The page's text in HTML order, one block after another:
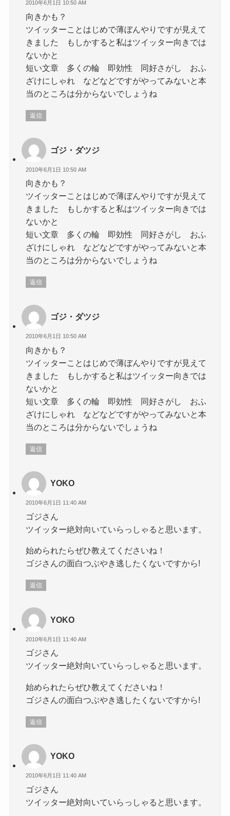
2010年6月1日 10:50 AM
向きかも？
ツイッターことはじめで薄ぼんやりですが見えて
きました もしかすると私はツイッター向きでは
ないかと
短い文章 多くの輪 即効性 同好さがし おふ
ざけにしゃれ などなどですがやってみないと本
当のところは分からないでしょうね
返信
ゴジ・ダツジ
2010年6月1日 10:50 AM
向きかも？
ツイッターことはじめで薄ぼんやりですが見えて
きました もしかすると私はツイッター向きでは
ないかと
短い文章 多くの輪 即効性 同好さがし おふ
ざけにしゃれ などなどですがやってみないと本
当のところは分からないでしょうね
返信
ゴジ・ダツジ
2010年6月1日 10:50 AM
向きかも？
ツイッターことはじめで薄ぼんやりですが見えて
きました もしかすると私はツイッター向きでは
ないかと
短い文章 多くの輪 即効性 同好さがし おふ
ざけにしゃれ などなどですがやってみないと本
当のところは分からないでしょうね
返信
YOKO
2010年6月1日 11:40 AM
ゴジさん
ツイッター絶対向いていらっしゃると思います。
始められたらぜひ教えてくださいね！
ゴジさんの面白つぶやき逃したくないですから!
返信
YOKO
2010年6月1日 11:40 AM
ゴジさん
ツイッター絶対向いていらっしゃると思います。
始められたらぜひ教えてくださいね！
ゴジさんの面白つぶやき逃したくないですから!
返信
YOKO
2010年6月1日 11:40 AM
ゴジさん
ツイッター絶対向いていらっしゃると思います。